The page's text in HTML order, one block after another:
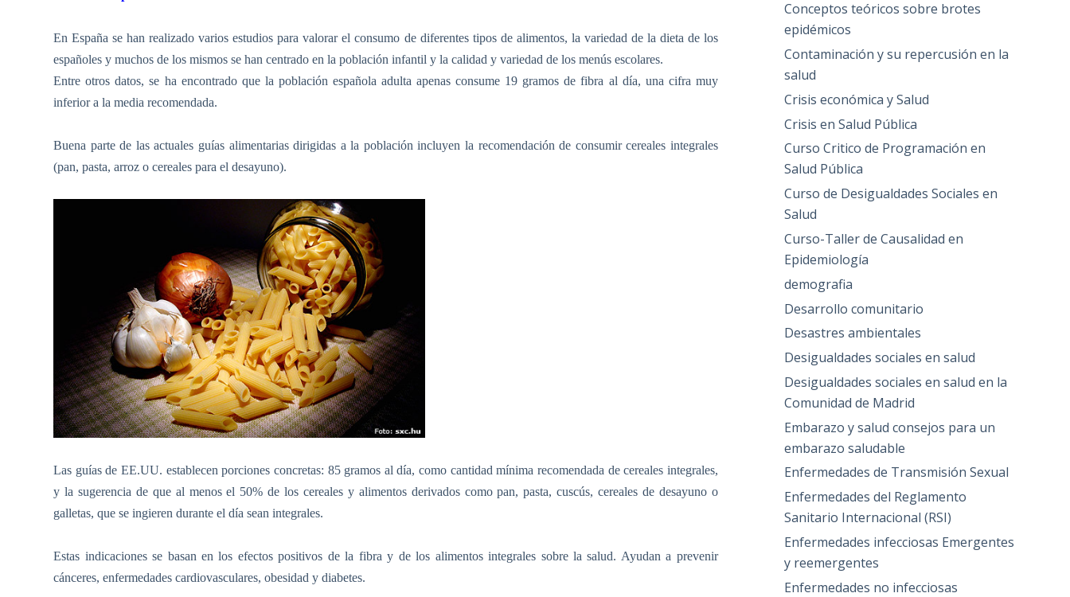
En España se han realizado varios estudios para valorar el consumo de diferentes tipos de alimentos, la variedad de la dieta de los
españoles y muchos de los mismos se han centrado en la población infantil y la calidad y variedad de los menús escolares.
Entre otros datos, se ha encontrado que la población española adulta apenas consume 19 gramos de fibra al día, una cifra muy
inferior a la media recomendada.
Buena parte de las actuales guías alimentarias dirigidas a la población incluyen la recomendación de consumir cereales integrales
(pan, pasta, arroz o cereales para el desayuno).
Las guías de EE.UU. establecen porciones concretas: 85 gramos al día, como cantidad mínima recomendada de cereales integrales,
y la sugerencia de que al menos el 50% de los cereales y alimentos derivados como pan, pasta, cuscús, cereales de desayuno o
galletas, que se ingieren durante el día sean integrales.
Estas indicaciones se basan en los efectos positivos de la fibra y de los alimentos integrales sobrela salud. Ayudan a prevenir
cánceres, enfermedades cardiovasculares, obesidad y diabetes.
Conceptos teóricos sobre brotes
epidémicos
Contaminación y su repercusión en la
salud
Crisis económica y Salud
Crisis en Salud Pública
Curso Critico de Programación en
Salud Pública
Curso de Desigualdades Sociales en
Salud
Curso-Taller de Causalidad en
Epidemiología
demografia
Desarrollo comunitario
Desastres ambientales
Desigualdades sociales en salud
Desigualdades sociales en salud en la
Comunidad de Madrid
Embarazo y salud consejos para un
embarazo saludable
Enfermedades de Transmisión Sexual
Enfermedades del Reglamento
Sanitario Internacional (RSI)
Enfermedades infecciosas Emergentes
y reemergentes
Enfermedades no infecciosas